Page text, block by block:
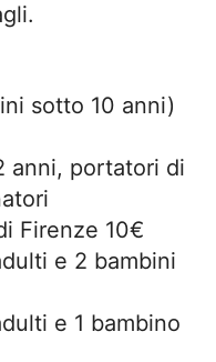
sotto 10 anni)
anni, portatori di
Firenze 10€
e 2 bambini
e 1 bambino